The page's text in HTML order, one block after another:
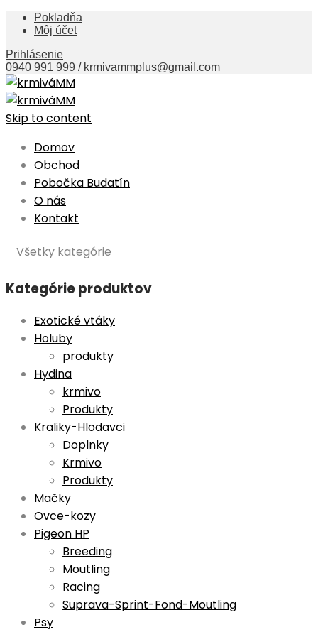
Pokladňa
Môj účet
Prihlásenie
0940 991 999 / krmivammplus@gmail.com
Skip to content
Domov
Obchod
Pobočka Budatín
O nás
Kontakt
Všetky kategórie
Kategórie produktov
Exotické vtáky
Holuby
produkty
Hydina
krmivo
Produkty
Kraliky-Hlodavci
Doplnky
Krmivo
Produkty
Mačky
Ovce-kozy
Pigeon HP
Breeding
Moutling
Racing
Suprava-Sprint-Fond-Moutling
Psy